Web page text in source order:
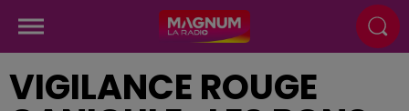
VIGILANCE ROUGE